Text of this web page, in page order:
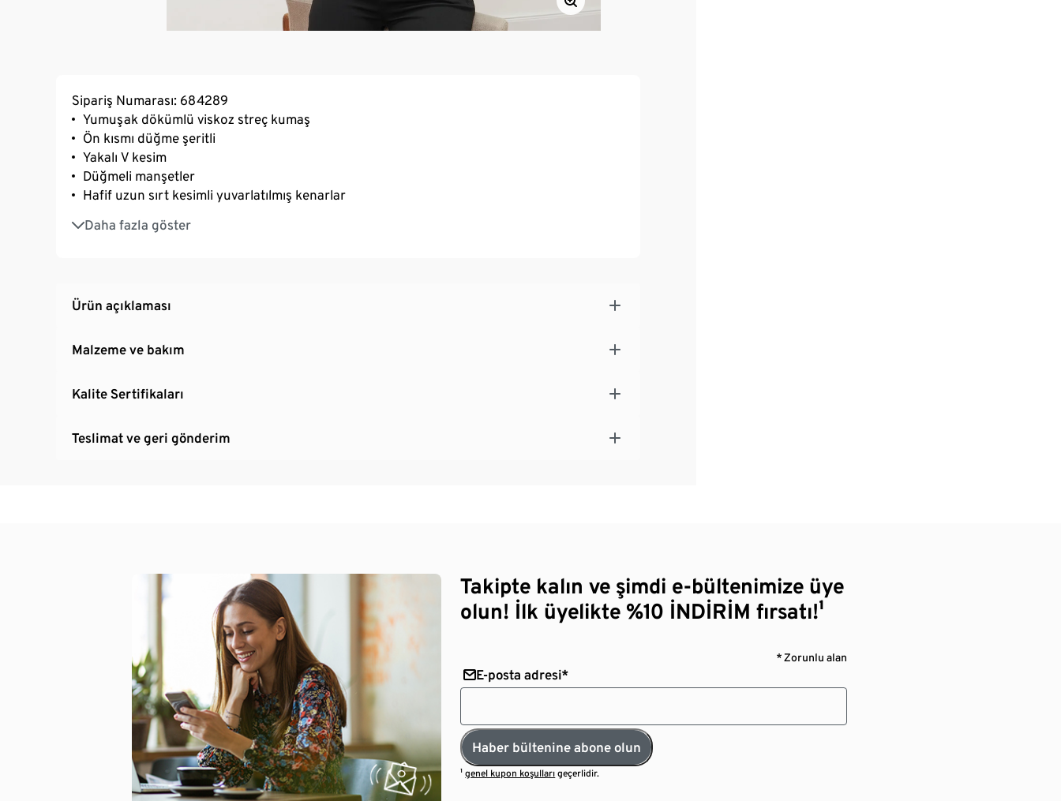
Sipariş Numarası: 684289
Yumuşak dökümlü viskoz streç kumaş
Ön kısmı düğme şeritli
Yakalı V kesim
Düğmeli manşetler
Hafif uzun sırt kesimli yuvarlatılmış kenarlar
Daha fazla göster
Öne doğru omuz dikişi
Elastanlı: Formunu korur, mükemmel oturur, yüksek giyim konforu sunar
Ürün açıklaması
Malzeme ve bakım
Kalite Sertifikaları
Teslimat ve geri gönderim
Takipte kalın ve şimdi e-bültenimize üye
olun! İlk üyelikte %10 İNDİRİM fırsatı!¹
* Zorunlu alan
E-posta adresi*
Haber bültenine abone olun
¹genel kupon koşulları geçerlidir.